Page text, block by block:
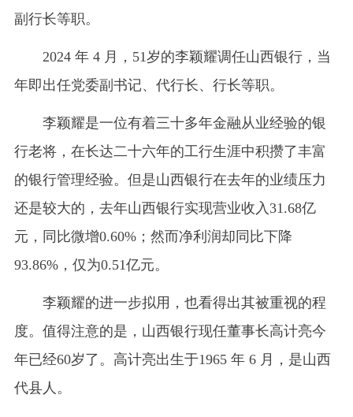
副行长等职。
2024 年 4 月，51岁的李颖耀调任山西银行，当
年即出任党委副书记、代行长、行长等职。
李颖耀是一位有着三十多年金融从业经验的银
行老将，在长达二十六年的工行生涯中积攒了丰富
的银行管理经验。但是山西银行在去年的业绩压力
还是较大的，去年山西银行实现营业收入31.68亿
元，同比微增0.60%；然而净利润却同比下降
93.86%，仅为0.51亿元。
李颖耀的进一步拟用，也看得出其被重视的程
度。值得注意的是，山西银行现任董事长高计亮今
年已经60岁了。高计亮出生于1965 年 6 月，是山西
代县人。